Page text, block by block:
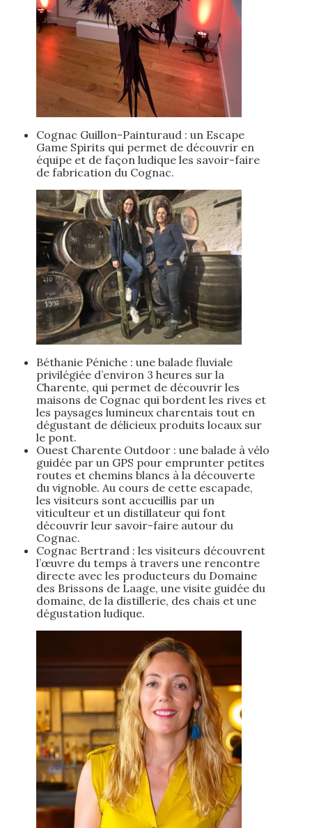
Cognac Guillon-Painturaud : un Escape
Game Spirits qui permet de découvrir en
équipe et de façon ludique les savoir-faire
de fabrication du Cognac.
Béthanie Péniche : une balade fluviale
privilégiée d’environ 3 heures sur la
Charente, qui permet de découvrir les
maisons de Cognac qui bordent les rives et
les paysages lumineux charentais tout en
dégustant de délicieux produits locaux sur
le pont.
Ouest Charente Outdoor : une balade à vélo
guidée par un GPS pour emprunter petites
routes et chemins blancs à la découverte
du vignoble. Au cours de cette escapade,
les visiteurs sont accueillis par un
viticulteur et un distillateur qui font
découvrir leur savoir-faire autour du
Cognac.
Cognac Bertrand : les visiteurs découvrent
l’œuvre du temps à travers une rencontre
directe avec les producteurs du Domaine
des Brissons de Laage, une visite guidée du
domaine, de la distillerie, des chais et une
dégustation ludique.